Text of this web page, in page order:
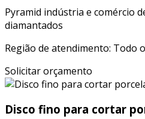
Pyramid indústria e comércio
diamantados
Região de atendimento: Todo
Solicitar orçamento
Disco fino para cortar